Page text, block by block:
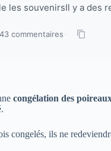
les souvenirsIl y a des
43 commentaires ·
congélation des
congelés, ils ne